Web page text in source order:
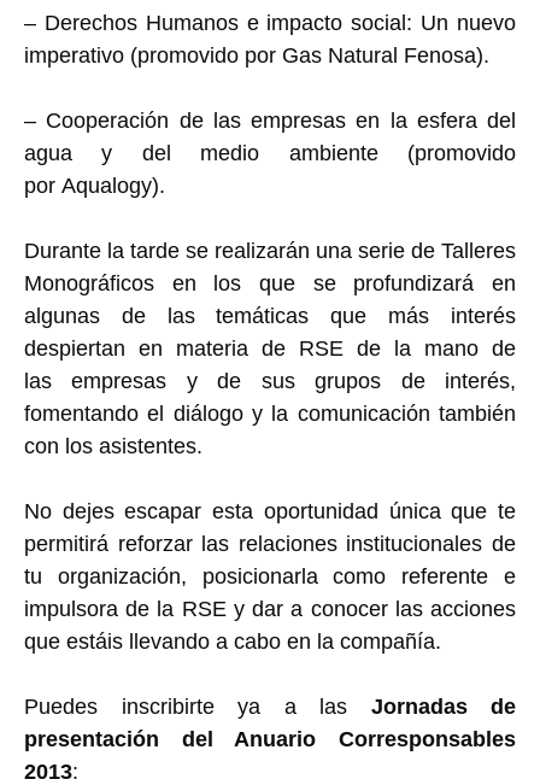
– Derechos Humanos e impacto social: Un nuevo
imperativo (promovido por Gas Natural Fenosa).
– Cooperación de las empresas en la esfera del
agua y del medio ambiente (promovido
por Aqualogy).
Durante la tarde se realizarán una serie de Talleres
Monográficos en los que se profundizará en
algunas de las temáticas que más interés
despiertan en materia de RSE de la mano de
las empresas y de sus grupos de interés,
fomentando el diálogo y la comunicación también
con los asistentes.
No dejes escapar esta oportunidad única que te
permitirá reforzar las relaciones institucionales de
tu organización, posicionarla como referente e
impulsora de la RSE y dar a conocer las acciones
que estáis llevando a cabo en la compañía.
Puedes inscribirte ya a las Jornadas de
presentación del Anuario Corresponsables
2013: